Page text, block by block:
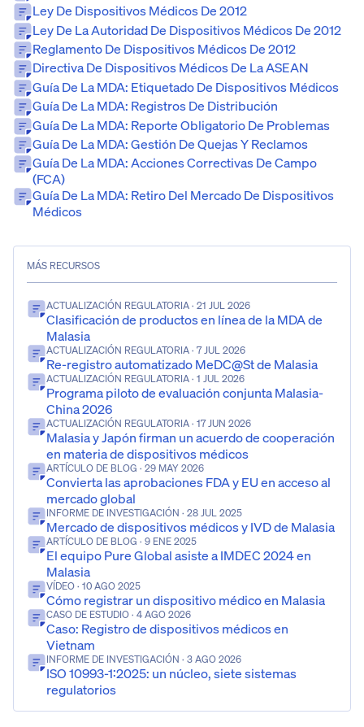
Ley De Dispositivos Médicos De 2012
Ley De La Autoridad De Dispositivos Médicos De 2012
Reglamento De Dispositivos Médicos De 2012
Directiva De Dispositivos Médicos De La ASEAN
Guía De La MDA: Etiquetado De Dispositivos Médicos
Guía De La MDA: Registros De Distribución
Guía De La MDA: Reporte Obligatorio De Problemas
Guía De La MDA: Gestión De Quejas Y Reclamos
Guía De La MDA: Acciones Correctivas De Campo
(FCA)
Guía De La MDA: Retiro Del Mercado De Dispositivos
Médicos
MÁS RECURSOS
ACTUALIZACIÓN REGULATORIA · 21 JUL 2026
Clasificación de productos en línea de la MDA de
Malasia
ACTUALIZACIÓN REGULATORIA · 7 JUL 2026
Re-registro automatizado MeDC@St de Malasia
ACTUALIZACIÓN REGULATORIA · 1 JUL 2026
Programa piloto de evaluación conjunta Malasia-
China 2026
ACTUALIZACIÓN REGULATORIA · 17 JUN 2026
Malasia y Japón firman un acuerdo de cooperación
en materia de dispositivos médicos
ARTÍCULO DE BLOG · 29 MAY 2026
Convierta las aprobaciones FDA y EU en acceso al
mercado global
INFORME DE INVESTIGACIÓN · 28 JUL 2025
Mercado de dispositivos médicos y IVD de Malasia
ARTÍCULO DE BLOG · 9 ENE 2025
El equipo Pure Global asiste a IMDEC 2024 en
Malasia
VÍDEO · 10 AGO 2025
Cómo registrar un dispositivo médico en Malasia
CASO DE ESTUDIO · 4 AGO 2026
Caso: Registro de dispositivos médicos en
Vietnam
INFORME DE INVESTIGACIÓN · 3 AGO 2026
ISO 10993-1:2025: un núcleo, siete sistemas
regulatorios